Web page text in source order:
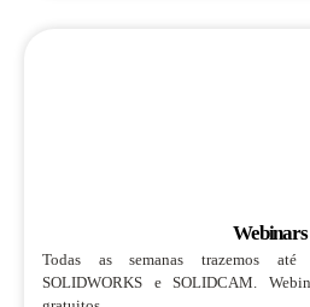
Webinars
Todas as semanas trazemos
SOLIDWORKS e SOLIDCAM.